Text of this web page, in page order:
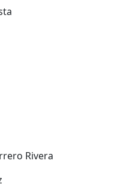
Rivera